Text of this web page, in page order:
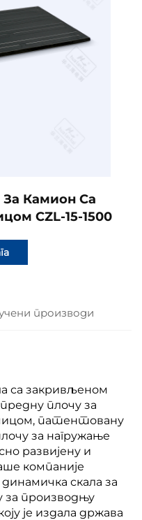
Камион Са
CZL-15-1500
производи
са закривљеном
плочу за
патентовану
за нагружање
развијену и
компаније
скала за
за производњу
је издала држава